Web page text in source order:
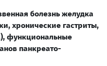
болезнь желудка
хронические гастриты,
функциональные
панкреато-